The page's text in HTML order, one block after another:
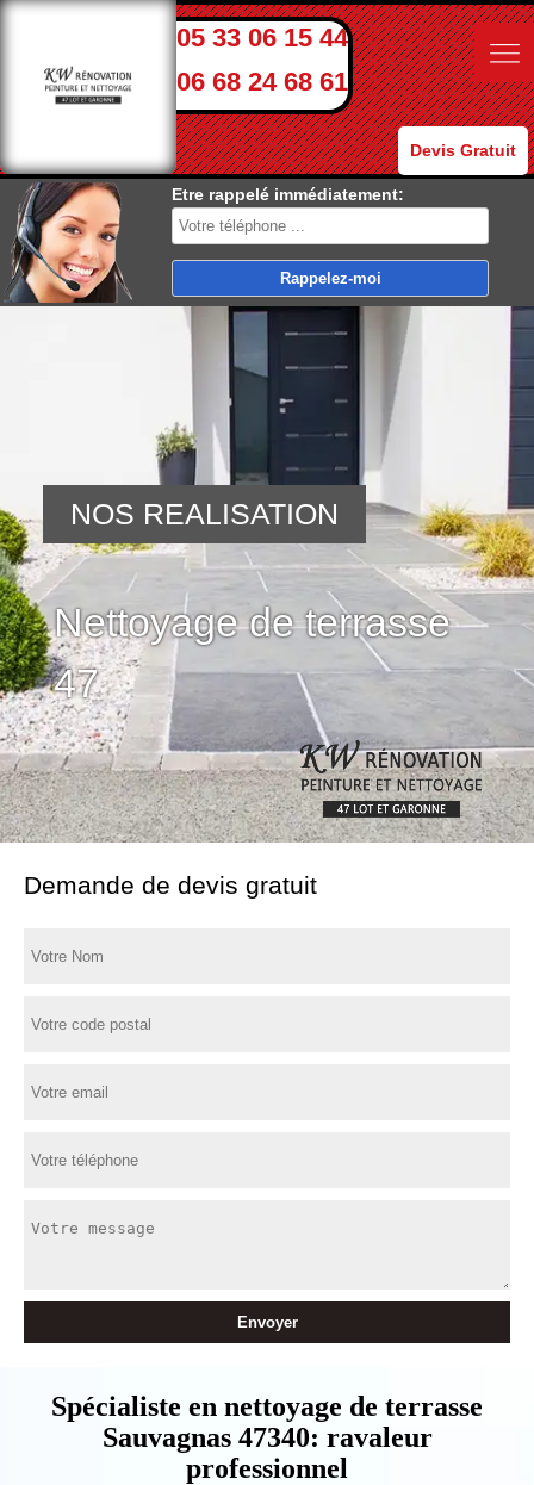
05 33 06 15 44
06 68 24 68 61
Devis Gratuit
Etre rappelé immédiatement:
Nettoyage de terrasse
47
NOS REALISATION
Demande de devis gratuit
Spécialiste en nettoyage de terrasse
Sauvagnas 47340: ravaleur
professionnel